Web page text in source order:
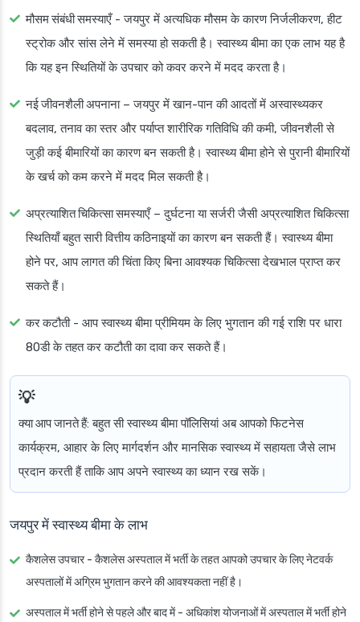
मौसम संबंधी समस्याएँ- जयपुर में अत्यधिक मौसम के कारण निर्जलीकरण, हीट
स्ट्रोक और सांस लेने में समस्या हो सकती है। स्वास्थ्य बीमा का एक लाभ यह है
कि यह इन स्थितियों के उपचार को कवर करने में मदद करता है।
नई जीवनशैली अपनाना– जयपुर में खान-पान की आदतों में अस्वास्थ्यकर
बदलाव, तनाव का स्तर और पर्याप्त शारीरिक गतिविधि की कमी, जीवनशैली से
जुड़ी कई बीमारियों का कारण बन सकती है। स्वास्थ्य बीमा होने से पुरानी बीमारियों
के खर्च को कम करने में मदद मिल सकती है।
अप्रत्याशित चिकित्सा समस्याएँ– दुर्घटना या सर्जरी जैसी अप्रत्याशित चिकित्सा
स्थितियाँ बहुत सारी वित्तीय कठिनाइयों का कारण बन सकती हैं। स्वास्थ्य बीमा
होने पर, आप लागत की चिंता किए बिना आवश्यक चिकित्सा देखभाल प्राप्त कर
सकते हैं।
कर कटौती- आप स्वास्थ्य बीमा प्रीमियम के लिए भुगतान की गई राशि पर धारा
80डी के तहत कर कटौती का दावा कर सकते हैं।
क्या आप जानते हैं: बहुत सी स्वास्थ्य बीमा पॉलिसियां अब आपको फिटनेस
कार्यक्रम, आहार के लिए मार्गदर्शन और मानसिक स्वास्थ्य में सहायता जैसे लाभ
प्रदान करती हैं ताकि आप अपने स्वास्थ्य का ध्यान रख सकें।
जयपुर में स्वास्थ्य बीमा के लाभ
कैशलेस उपचार- कैशलेस अस्पताल में भर्ती के तहत आपको उपचार के लिए नेटवर्क
अस्पतालों में अग्रिम भुगतान करने की आवश्यकता नहीं है।
अस्पताल में भर्ती होने से पहले और बाद में- अधिकांश योजनाओं में अस्पताल में भर्ती होने